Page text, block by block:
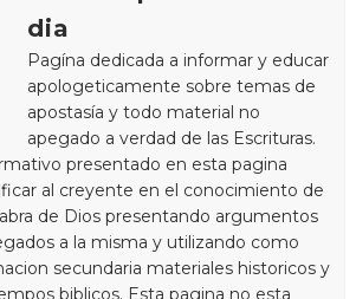
dia
Pagína dedicada a informar y educar
apologeticamente sobre temas de
apostasía y todo material no
apegado a verdad de las Escrituras.
presentado en esta pagina
al creyente en el conocimiento de
de Dios presentando argumentos
a la misma y utilizando como
secundaria materiales historicos y
biblicos. Esta pagina no esta